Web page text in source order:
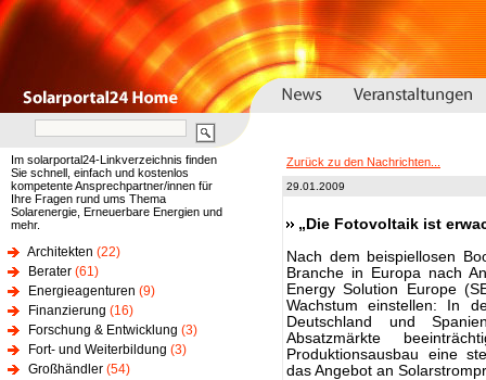
Im solarportal24-Linkverzeichnis finden
Sie schnell, einfach und kostenlos
kompetente Ansprechpartner/innen für
Ihre Fragen rund ums Thema
Solarenergie, Erneuerbare Energien und
mehr.
Architekten (22)
Berater (61)
Energieagenturen (9)
Finanzierung (16)
Forschung & Entwicklung (3)
Fort- und Weiterbildung (3)
Großhändler (54)
Zurück zu den Nachrichten...
29.01.2009
„Die Fotovoltaik ist
Nach dem beispiellosen
Branche in Europa nach
Energy Solution Europe
Wachstum einstellen: In
Deutschland und
Absatzmärkte
Produktionsausbau eine
das Angebot an